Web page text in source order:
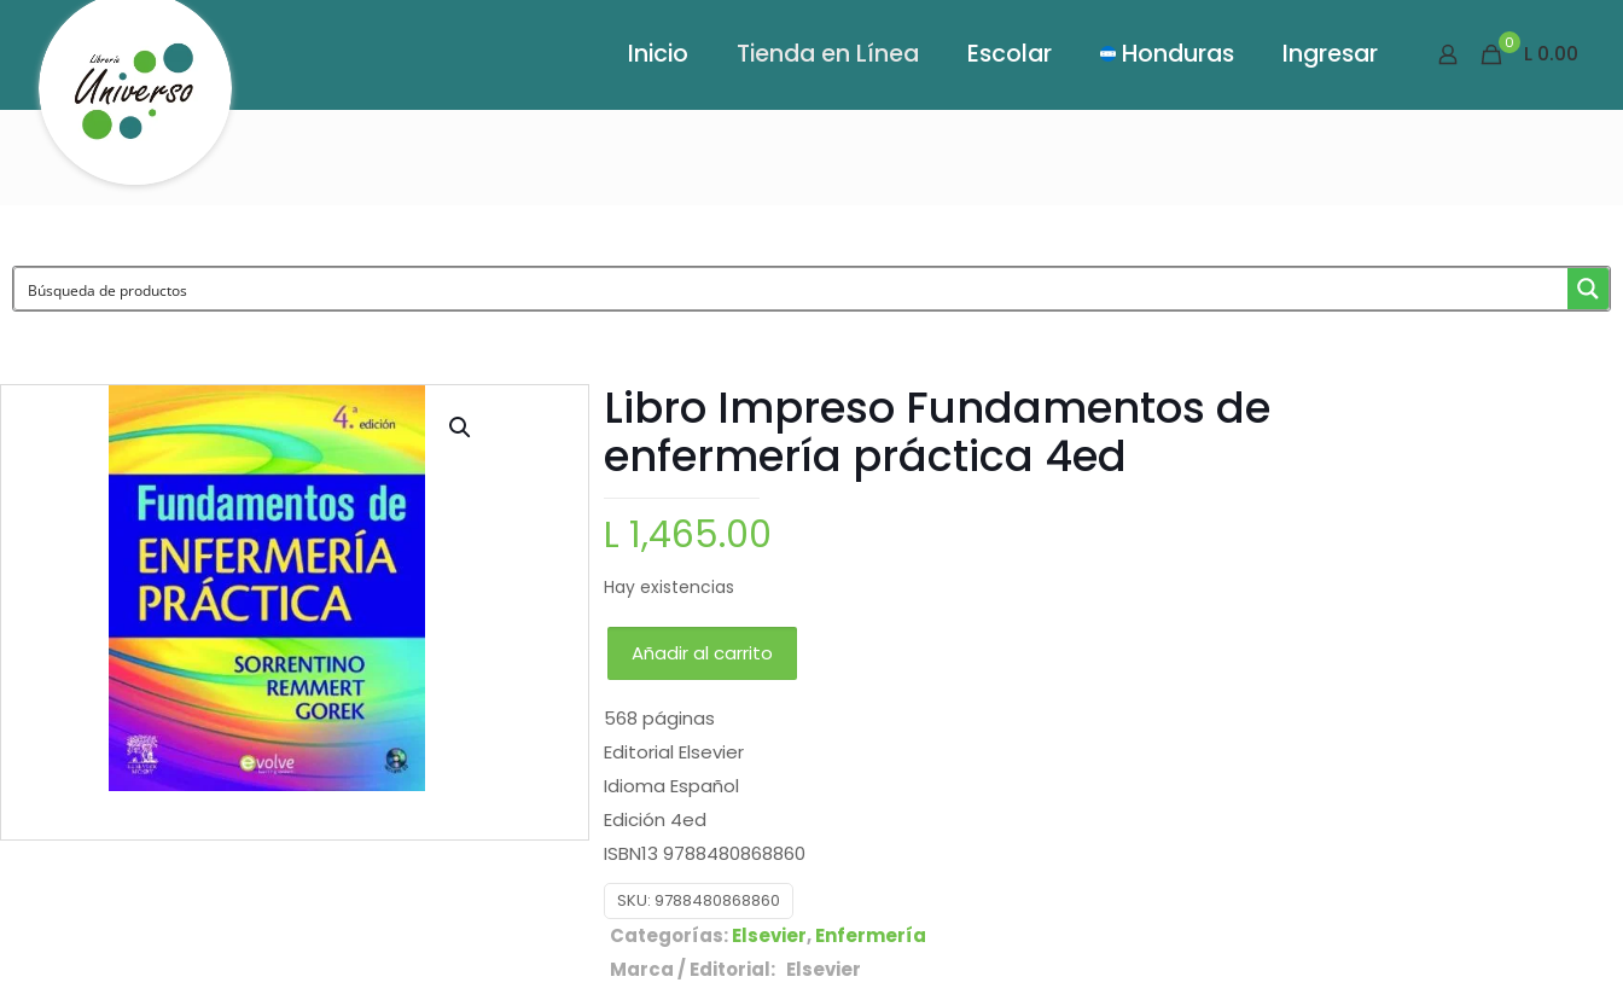
Inicio Tienda en Línea Escolar Honduras Ingresar 0 L 0.00
Libro Impreso Fundamentos de
enfermería práctica 4ed
L 1,465.00
Hay existencias
Añadir al carrito
568 páginas
Editorial Elsevier
Idioma Español
Edición 4ed
ISBN13 9788480868860
SKU: 9788480868860
Categorías:Elsevier,Enfermería
Marca / Editorial: Elsevier